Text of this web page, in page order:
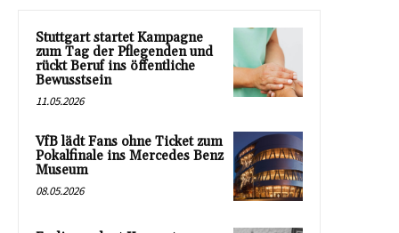
Stuttgart startet Kampagne
zum Tag der Pflegenden und
rückt Beruf ins öffentliche
Bewusstsein
11.05.2026
VfB lädt Fans ohne Ticket zum
Pokalfinale ins Mercedes Benz
Museum
08.05.2026